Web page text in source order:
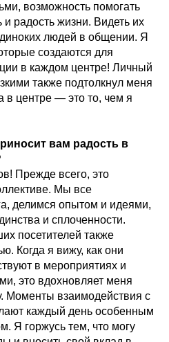
возможность помогать
и радость жизни. Видеть их
людей в общении. Я
создаются для
в каждом центре! Личный
также подтолкнул меня
в центре — это то, чем я
вам радость в
Прежде всего, это
Мы все
делимся опытом и идеями,
и сплоченности.
посетителей также
Когда я вижу, как они
в мероприятиях и
это вдохновляет меня
Моменты взаимодействия с
каждый день особенным
Я горжусь тем, что могу